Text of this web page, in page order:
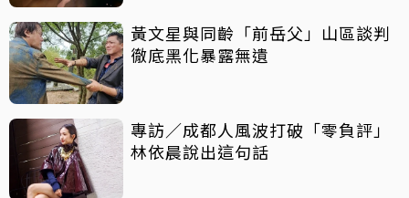
黃文星與同齡「前岳父」山區談判
徹底黑化暴露無遺
專訪／成都人風波打破「零負評」
林依晨說出這句話